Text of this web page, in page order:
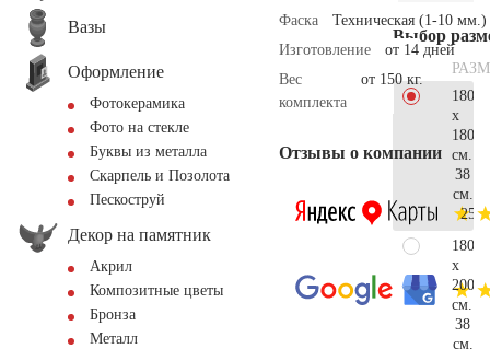
Вазы
Оформление
Фотокерамика
Фото на стекле
Буквы из металла
Скарпель и Позолота
Пескоструй
Декор на памятник
Акрил
Композитные цветы
Бронза
Металл
Фаска
Техническая (1-10 мм.)
Изготовление
от 14 дней
Вес
комплекта
от 150 кг.
Отзывы о компании
Выбор
180
x
180
см.
38
см.
180
x
200
см.
38
см.